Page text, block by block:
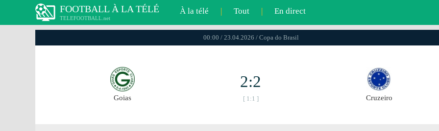
FOOTBALL À LA TÉLÉ
TELEFOOTBALL.net
À la télé | Tout | En direct
00:00 / 23.04.2026 / Copa do Brasil
Goias
2:2
[ 1:1 ] Cruzeiro